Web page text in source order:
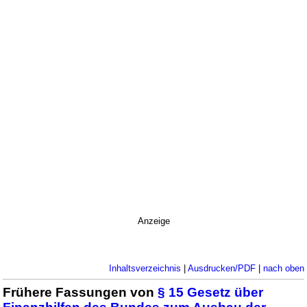
Anzeige
Inhaltsverzeichnis | Ausdrucken/PDF| nach oben
Frühere Fassungen von§ 15 Gesetz über